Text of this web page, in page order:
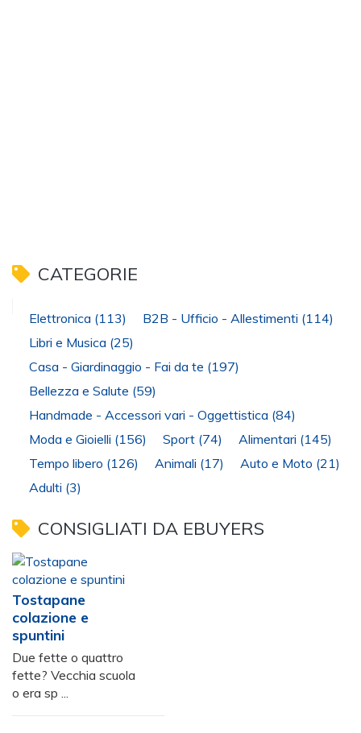
CATEGORIE
Elettronica (113) B2B - Ufficio - Allestimenti (114)
Libri e Musica (25)
Casa - Giardinaggio - Fai da te (197)
Bellezza e Salute (59)
Handmade - Accessori vari - Oggettistica (84)
Moda e Gioielli (156) Sport (74) Alimentari (145)
Tempo libero (126) Animali (17) Auto e Moto (21)
Adulti (3)
CONSIGLIATI DA EBUYERS
Tostapane
colazione e
spuntini
Due fette o quattro
fette? Vecchia scuola
o era sp ...